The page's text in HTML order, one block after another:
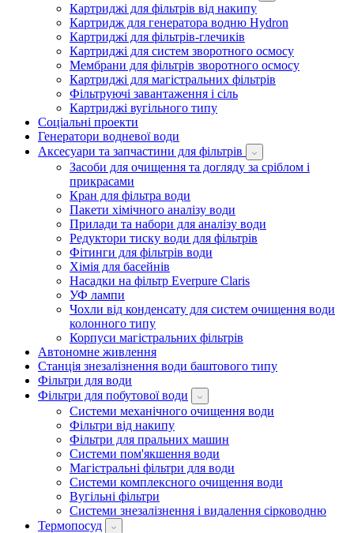
Картриджі для фільтрів від накипу
Картридж для генератора водню Hydron
Картриджі для фільтрів-глечиків
Картриджі для систем зворотного осмосу
Мембрани для фільтрів зворотного осмосу
Картриджі для магістральних фільтрів
Фільтруючі завантаження і сіль
Картриджі вугільного типу
Соціальні проекти
Генератори водневої води
Аксесуари та запчастини для фільтрів
Засоби для очищення та догляду за сріблом і
прикрасами
Кран для фільтра води
Пакети хімічного аналізу води
Прилади та набори для аналізу води
Редуктори тиску води для фільтрів
Фітинги для фільтрів води
Хімія для басейнів
Насадки на фільтр Everpure Claris
УФ лампи
Чохли від конденсату для систем очищення води
колонного типу
Корпуси магістральних фільтрів
Автономне живлення
Станція знезалізнення води баштового типу
Фільтри для води
Фільтри для побутової води
Системи механічного очищення води
Фільтри від накипу
Фільтри для пральних машин
Системи пом'якшення води
Магістральні фільтри для води
Системи комплексного очищення води
Вугільні фільтри
Системи знезалізнення і видалення сірководню
Термопосуд